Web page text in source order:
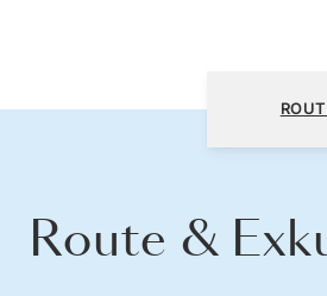
Seward (Anchorage,
Route &